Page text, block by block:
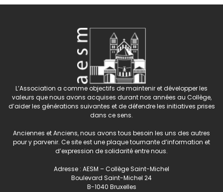
L’Association a comme objectifs de maintenir et développer les
valeurs que nous avons acquises durant nos années au Collège,
d’aider les générations suivantes et de défendre les initiatives prises
dans ce sens.
Anciennes et Anciens, nous avons tous besoin les uns des autres
pour y parvenir. Ce site est une plaque tournante d’information et
d’expression de solidarité entre nous.
Adresse : AESM – Collège Saint-Michel
Boulevard Saint-Michel 24
B-1040 Bruxelles